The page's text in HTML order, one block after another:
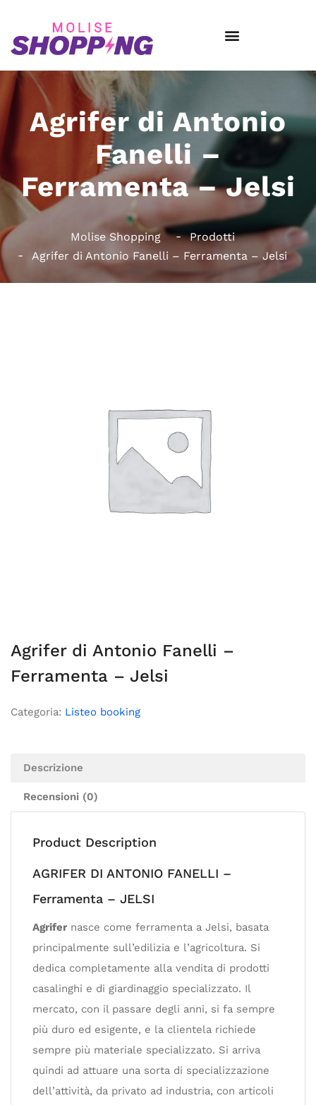
Agrifer di Antonio
Fanelli –
Ferramenta – Jelsi
Molise Shopping
Prodotti
Agrifer di Antonio Fanelli – Ferramenta – Jelsi
Agrifer di Antonio Fanelli –
Ferramenta – Jelsi
Categoria: Listeo booking
Descrizione
Recensioni (0)
Product Description
AGRIFER DI ANTONIO FANELLI –
Ferramenta – JELSI
Agrifernasce come ferramenta a Jelsi, basata
principalmente sull’edilizia e l’agricoltura. Si
dedica completamente alla vendita di prodotti
casalinghi e di giardinaggio specializzato. Il
mercato, con il passare degli anni, si fa sempre
più duro ed esigente, e la clientela richiede
sempre più materiale specializzato. Si arriva
quindi ad attuare una sorta di specializzazione
dell’attività, da privato ad industria, con articoli